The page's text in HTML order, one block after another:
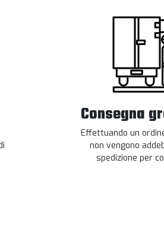
Consegna
Effettuando un
non vengono
spedizione per